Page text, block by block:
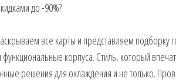
до -90%?
все карты и представляем
корпуса. Стиль, который
решения для охлаждения и не только.